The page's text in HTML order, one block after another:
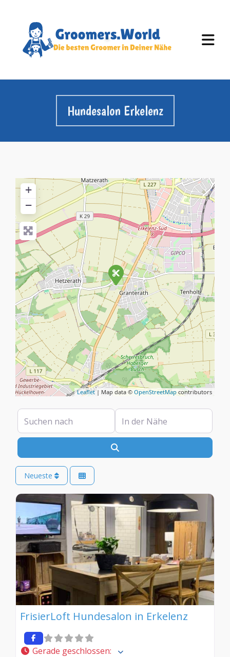
Hundesalon Erkelenz
+
−
Leaflet| Map data © OpenStreetMapcontributors
Suchen nach In der Nähe
Neueste
FrisierLoft Hundesalon in Erkelenz
Gerade geschlossen: